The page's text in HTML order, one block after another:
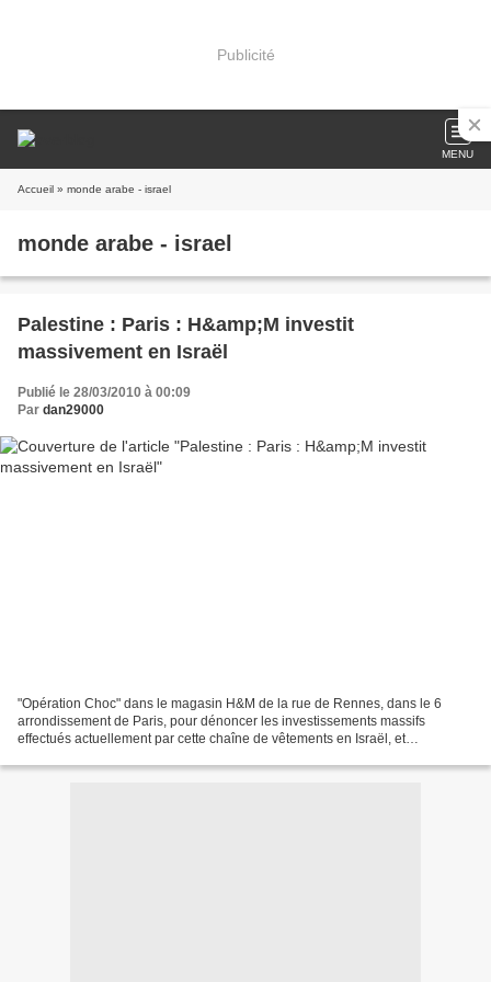
Publicité
MENU
Accueil » monde arabe - israel
monde arabe - israel
Palestine : Paris : H&amp;M investit
massivement en Israël
Publié le 28/03/2010 à 00:09
Par dan29000
"Opération Choc" dans le magasin H&M de la rue de Rennes, dans le 6
arrondissement de Paris, pour dénoncer les investissements massifs
effectués actuellement par cette chaîne de vêtements en Israël, et